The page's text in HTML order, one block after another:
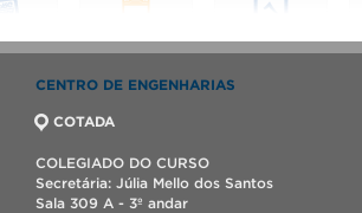
CENTRO DE ENGENHARIAS
COTADA
COLEGIADO DO CURSO
Secretária: Júlia Mello dos Santos
Sala 309 A - 3º andar